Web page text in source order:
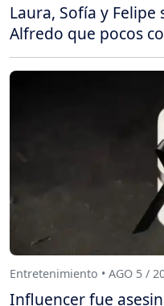
Laura, Sofía y Felipe
Alfredo que pocos
Entretenimiento • AGO 5 /
Influencer fue